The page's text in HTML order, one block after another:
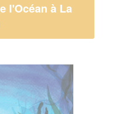
l'Océan à La